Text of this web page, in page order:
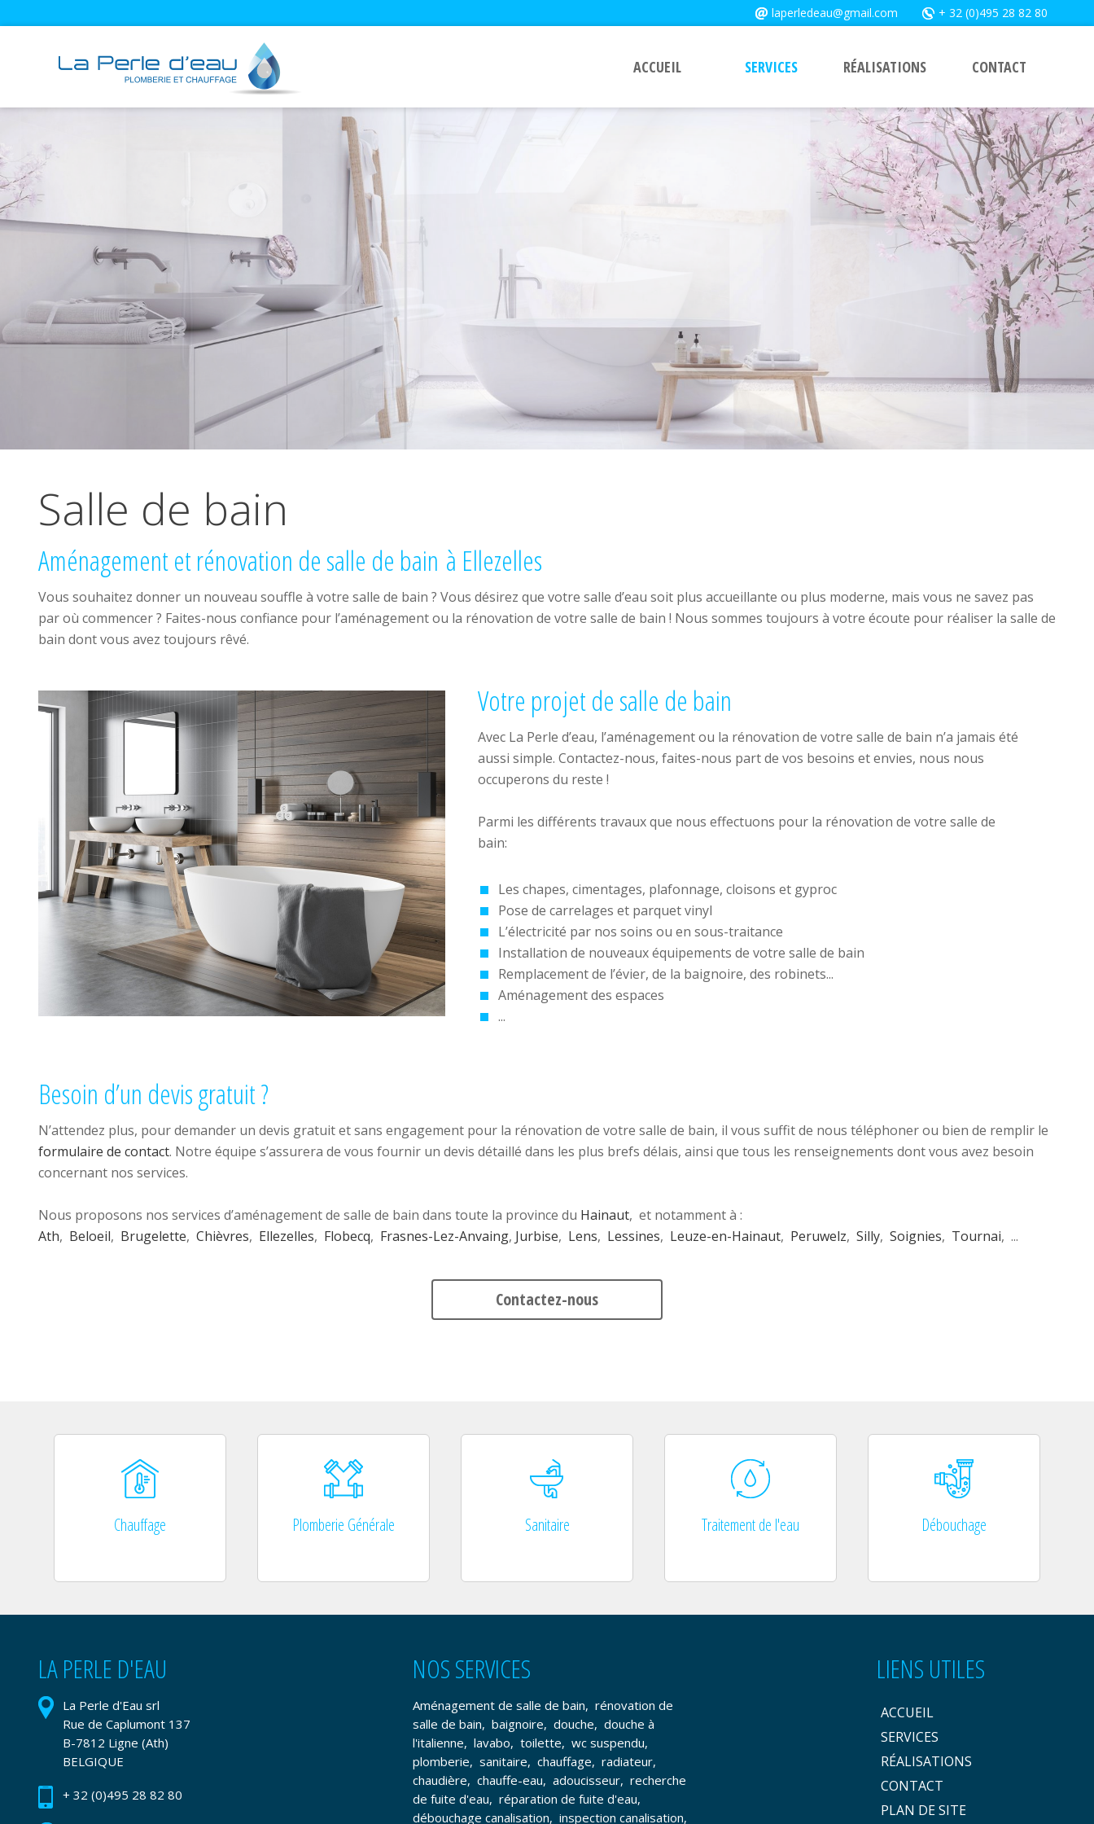
+ 32 (0)495 28 82 80
laperledeau@gmail.com
ACCUEIL SERVICES RÉALISATIONS CONTACT
Salle de bain
Aménagement et rénovation de salle de bain à Ellezelles
Vous souhaitez donner un nouveau souffle à votre salle de bain ? Vous désirez que votre salle d’eau soit plus accueillante ou plus moderne, mais vous ne savez pas
par où commencer ? Faites-nous confiance pour l’aménagement ou la rénovation de votre salle de bain ! Nous sommes toujours à votre écoute pour réaliser la salle de
bain dont vous avez toujours rêvé.
Votre projet de salle de bain
Avec La Perle d’eau, l’aménagement ou la rénovation de votre salle de bain n’a jamais été
aussi simple. Contactez-nous, faites-nous part de vos besoins et envies, nous nous
occuperons du reste !
Parmi les différents travaux que nous effectuons pour la rénovation de votre salle de
bain:
Les chapes, cimentages, plafonnage, cloisons et gyproc
Pose de carrelages et parquet vinyl
L’électricité par nos soins ou en sous-traitance
Installation de nouveaux équipements de votre salle de bain
Remplacement de l’évier, de la baignoire, des robinets...
Aménagement des espaces
...
Besoin d’un devis gratuit ?
N’attendez plus, pour demander un devis gratuit et sans engagement pour la rénovation de votre salle de bain, il vous suffit de nous téléphoner ou bien de remplir le
formulaire de contact. Notre équipe s’assurera de vous fournir un devis détaillé dans les plus brefs délais, ainsi que tous les renseignements dont vous avez besoin
concernant nos services.
Nous proposons nos services d’aménagement de salle de bain dans toute la province du Hainaut, et notamment à :
Ath, Beloeil, Brugelette, Chièvres, Ellezelles, Flobecq, Frasnes-Lez-Anvaing, Jurbise, Lens, Lessines, Leuze-en-Hainaut, Peruwelz, Silly, Soignies, Tournai, ...
Contactez-nous
Chauffage Plomberie Générale Sanitaire Traitement de l'eau Débouchage
LA PERLE D'EAU
La Perle d'Eau srl
Rue de Caplumont 137
B-7812 Ligne (Ath)
BELGIQUE
+ 32 (0)495 28 82 80
NOS SERVICES
Aménagement de salle de bain, rénovation de
salle de bain, baignoire, douche, douche à
l'italienne, lavabo, toilette, wc suspendu,
plomberie, sanitaire, chauffage, radiateur,
chaudière, chauffe-eau, adoucisseur, recherche
de fuite d'eau, réparation de fuite d'eau,
débouchage canalisation, inspection canalisation,
LIENS UTILES
ACCUEIL
SERVICES
RÉALISATIONS
CONTACT
PLAN DE SITE